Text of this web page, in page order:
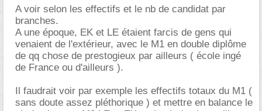
A voir selon les effectifs et le nb de candidat par
branches.
A une époque, EK et LE étaient farcis de gens qui
venaient de l'extérieur, avec le M1 en double diplôme
de qq chose de prestogieux par ailleurs ( école ingé
de France ou d'ailleurs ).
Il faudrait voir par exemple les effectifs totaux du M1 (
sans doute assez pléthorique ) et mettre en balance le